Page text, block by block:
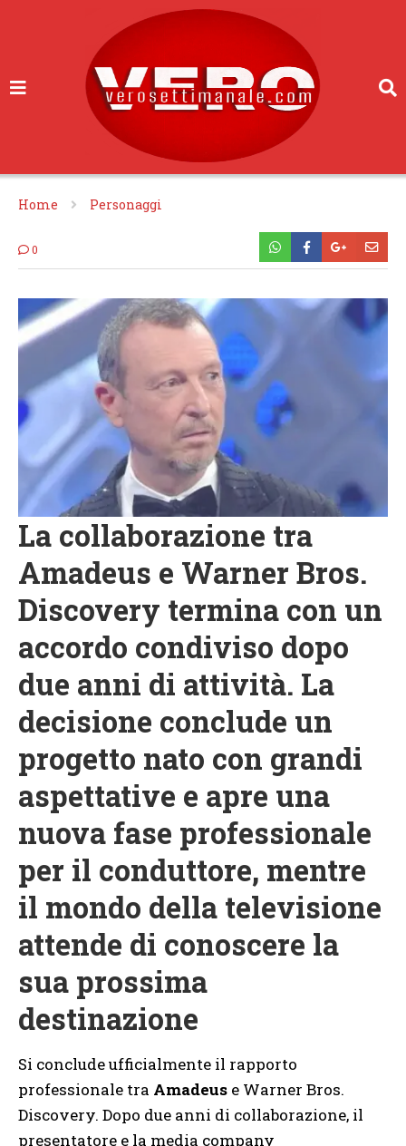
Home Personaggi
0
La collaborazione tra
Amadeus e Warner Bros.
Discovery termina con un
accordo condiviso dopo
due anni di attività. La
decisione conclude un
progetto nato con grandi
aspettative e apre una
nuova fase professionale
per il conduttore, mentre
il mondo della televisione
attende di conoscere la
sua prossima
destinazione
Si conclude ufficialmente il rapporto
professionale tra Amadeus e Warner Bros.
Discovery. Dopo due anni di collaborazione, il
presentatore e la media company